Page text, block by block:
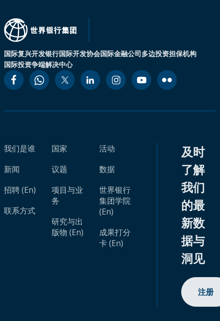
国际复兴开发银行国际开发协会国际金融公司多边投资担保机构
国际投资争端解决中心
我们是谁
新闻
招聘 (En)
联系方式
国家
议题
项目与业
务
研究与出
版物 (En)
活动
数据
世界银行
集团学院
(En)
成果打分
卡 (En)
及时
了解
我们
的最
新数
据与
洞见
注册